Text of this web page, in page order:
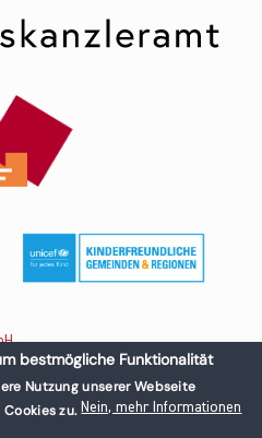
Austria
bestmögliche Funktionalität
Nutzung unserer Webseite
zu. Nein, mehr Informationen